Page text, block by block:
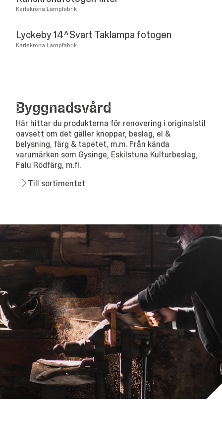
Karlskrona Lampfabrik
Lyckeby 14^Svart Taklampa fotogen
Karlskrona Lampfabrik
Bygg­nads­vård
Här hittar du produkterna för renovering i originalstil
oavsett om det gäller knoppar, beslag, el &
belysning, färg & tapetet, m.m. Från kända
varumärken som Gysinge, Eskilstuna Kulturbeslag,
Falu Rödfärg, m.fl.
Till sortimentet